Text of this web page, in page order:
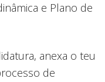
e Plano de
anexa o teu
de